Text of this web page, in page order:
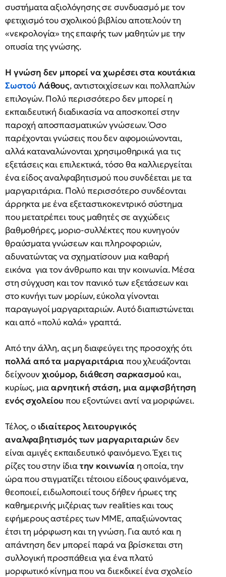
συστήματα αξιολόγησης σε συνδυασμό με τον
φετιχισμό του σχολικού βιβλίου αποτελούν τη
«νεκρολογία» της επαφής των μαθητών με την
οπυσία της γνώσης.
Η γνώση δεν μπορεί να χωρέσει στα κουτάκια
Σωστού Λάθους, αντιστοιχίσεων και πολλαπλών
επιλογών. Πολύ περισσότερο δεν μπορεί η
εκπαιδευτική διαδικασία να αποσκοπεί στην
παροχή αποσπασματικών γνώσεων. Όσο
παρέχονται γνώσεις που δεν αφομοιώνονται,
αλλά καταναλώνονται χρησιμοθηρικά για τις
εξετάσεις και επιλεκτικά, τόσο θα καλλιεργείται
ένα είδος αναλφαβητισμού που συνδέεται με τα
μαργαριτάρια. Πολύ περισσότερο συνδέονται
άρρηκτα με ένα εξεταστικοκεντρικό σύστημα
που μετατρέπει τους μαθητές σε αγχώδεις
βαθμοθήρες, μοριο-συλλέκτες που κυνηγούν
θραύσματα γνώσεων και πληροφοριών,
αδυνατώντας να σχηματίσουν μια καθαρή
εικόνα για τον άνθρωπο και την κοινωνία. Μέσα
στη σύγχυση και τον πανικό των εξετάσεων και
στο κυνήγι των μορίων, εύκολα γίνονται
παραγωγοί μαργαριταριών. Αυτό διαπιστώνεται
και από «πολύ καλά» γραπτά.
Από την άλλη, ας μη διαφεύγει της προσοχής ότι
πολλά από τα μαργαριτάρια που χλευάζονται
δείχνουνχιούμορ, διάθεση σαρκασμού και,
κυρίως, μιααρνητική στάση, μια αμφισβήτηση
ενός σχολείου που εξοντώνει αντί να μορφώνει.
Τέλος, οιδιαίτερος λειτουργικός
αναλφαβητισμός των μαργαριταριών δεν
είναι αμιγές εκπαιδευτικό φαινόμενο. Έχει τις
ρίζες του στην ίδιατην κοινωνία η οποία, την
ώρα που στιγματίζει τέτοιου είδους φαινόμενα,
θεοποιεί, ειδωλοποιεί τους δήθεν ήρωες της
καθημερινής μιζέριας των realities και τους
εφήμερους αστέρες των ΜΜΕ, απαξιώνοντας
έτσι τη μόρφωση και τη γνώση. Για αυτό και η
απάντηση δεν μπορεί παρά να βρίσκεται στη
συλλογική προσπάθεια για ένα πλατύ
μορφωτικό κίνημα που να διεκδικεί ένα σχολείο